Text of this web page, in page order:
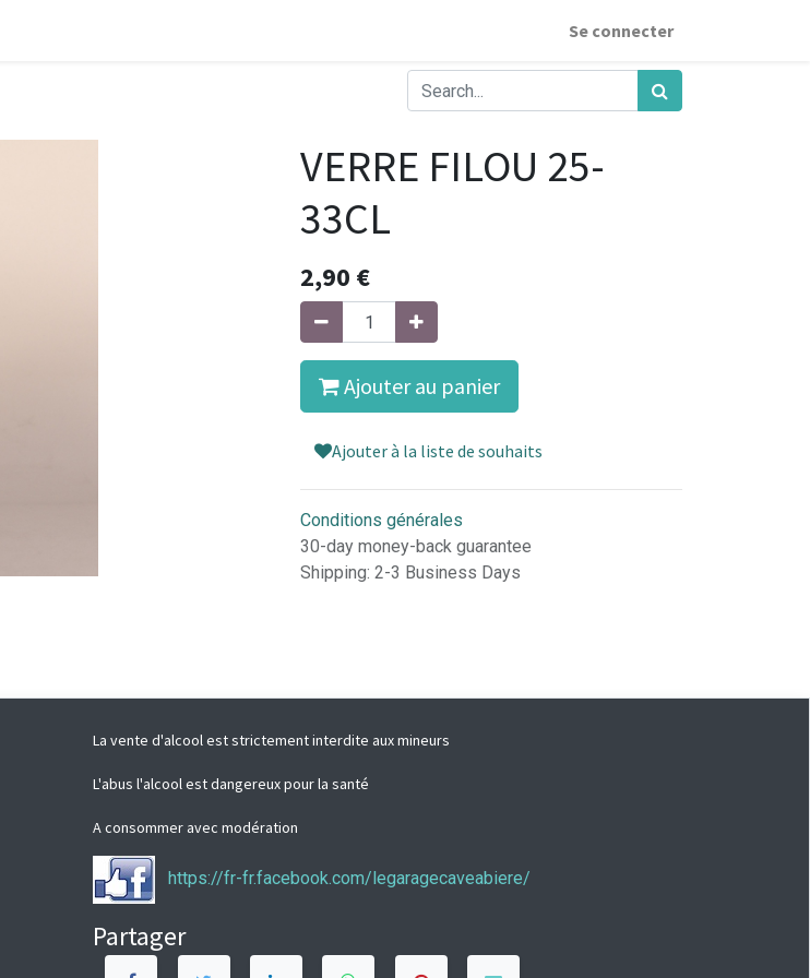
Se connecter
VERRE FILOU 25-
33CL
2,90 €
Ajouter au panier
Ajouter à la liste de souhaits
Conditions générales
30-day money-back guarantee
Shipping: 2-3 Business Days
La vente d'alcool est strictement interdite aux mineurs
L'abus l'alcool est dangereux pour la santé
A consommer avec modération
https://fr-fr.facebook.com/legaragecaveabiere/
Partager